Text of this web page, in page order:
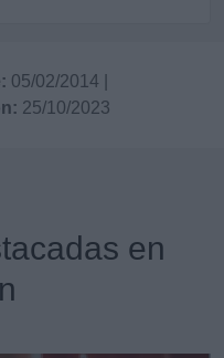
05/02/2014
25/10/2023
en